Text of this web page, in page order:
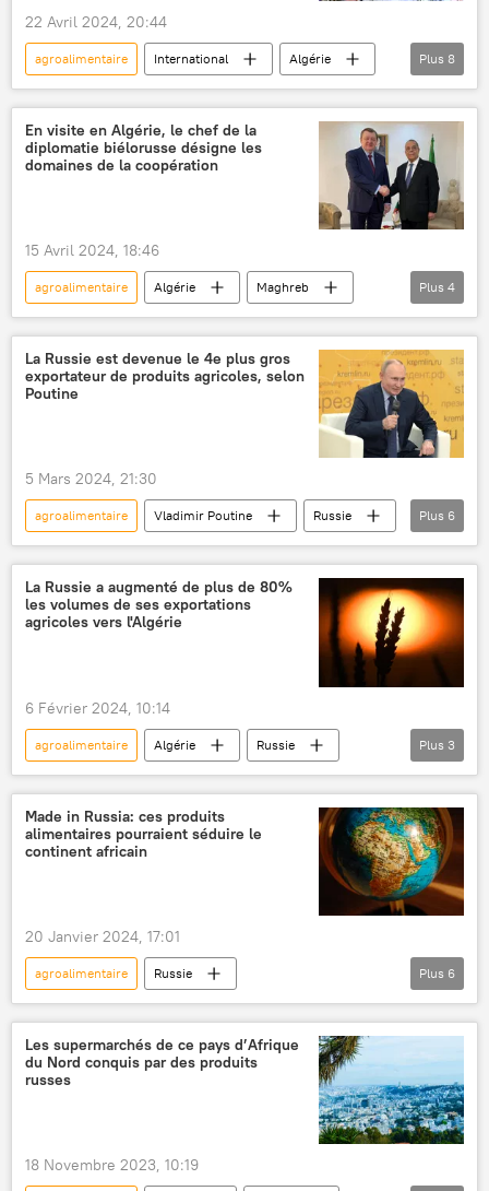
22 Avril 2024, 20:44
agroalimentaire International
Algérie
exposition
chocolat
caviar
céréales
Alger
Russie
économie
Maghreb
Plus 8
En visite en Algérie, le chef de la
diplomatie biélorusse désigne les
domaines de la coopération
15 Avril 2024, 18:46
agroalimentaire Algérie
Maghreb
Biélorussie
industrie
agriculture
médicaments
Plus 4
La Russie est devenue le 4e plus gros
exportateur de produits agricoles, selon
Poutine
5 Mars 2024, 21:30
agroalimentaire Vladimir Poutine
Russie
économie
International
exportations
céréales
produits agricoles
Dmitri Patrouchev
Plus 6
La Russie a augmenté de plus de 80%
les volumes de ses exportations
agricoles vers l'Algérie
6 Février 2024, 10:14
agroalimentaire Algérie
Russie
agriculture
exportations Maghreb
Plus 3
Made in Russia: ces produits
alimentaires pourraient séduire le
continent africain
20 Janvier 2024, 17:01
agroalimentaire
Russie
produits alimentaires
fromages
exportations
importations
Algérie
Plus 6
Les supermarchés de ce pays d’Afrique
du Nord conquis par des produits
russes
18 Novembre 2023, 10:19